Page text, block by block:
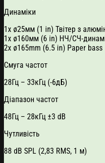
Динаміки
1x ø25мм (1 in) Твітер з
1x ø160мм (6 in) НЧ/СЧ-
2x ø165mm (6.5 in) Paper bass
Смуга частот
28Гц – 33кГц (-6дБ)
Діапазон частот
48Гц – 28кГц ±3 dB
Чутливість
88 dB SPL (2,83 RMS, 1 м)